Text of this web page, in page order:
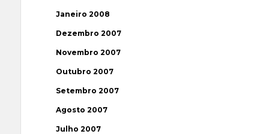
Janeiro 2008
Dezembro 2007
Novembro 2007
Outubro 2007
Setembro 2007
Agosto 2007
Julho 2007